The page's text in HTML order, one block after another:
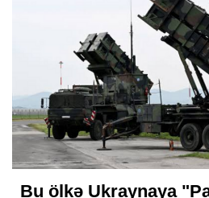
Bu ölkə Ukraynaya